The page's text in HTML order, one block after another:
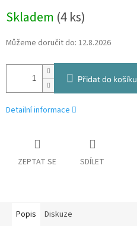
cena:
Skladem (4 ks)
Můžeme doručit do: 12.8.2026
Přidat do košíku
Detailní informace
ZEPTAT SE SDÍLET
Popis Diskuze